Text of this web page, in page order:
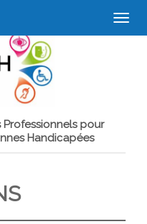
Professionnels pour
Handicapées